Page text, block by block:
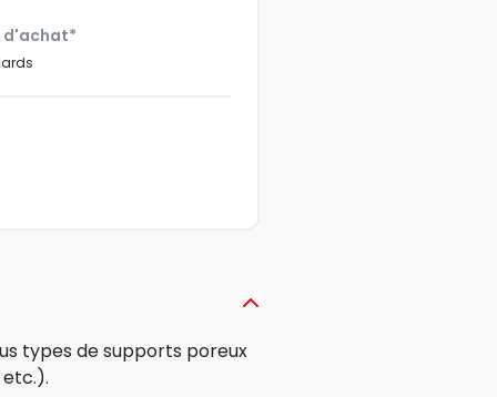
d'achat*
types de supports poreux